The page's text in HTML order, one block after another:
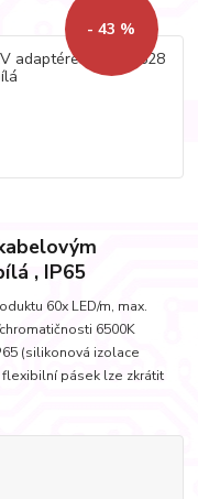
- 43 %
, IP65
60x LED/m, max.
6500K
(silikonová izolace
pásek lze zkrátit